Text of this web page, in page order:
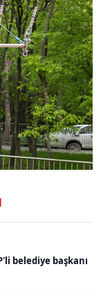
belediye başkanı